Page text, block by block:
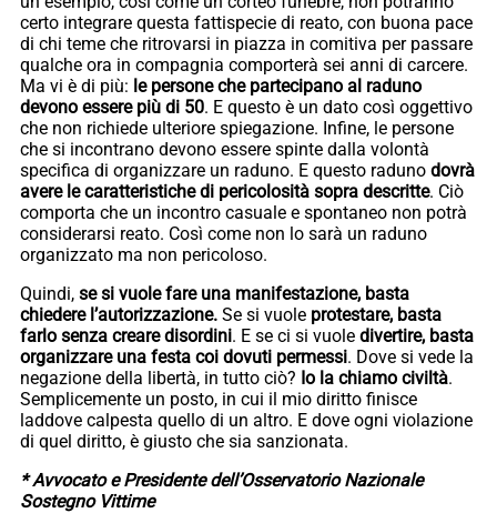
certo integrare questa fattispecie di reato, con buona pace
di chi teme che ritrovarsi in piazza in comitiva per passare
qualche ora in compagnia comporterà sei anni di carcere.
Ma vi è di più: le persone che partecipano al raduno
devono essere più di 50. E questo è un dato così oggettivo
che non richiede ulteriore spiegazione. Infine, le persone
che si incontrano devono essere spinte dalla volontà
specifica di organizzare un raduno. E questo raduno dovrà
avere le caratteristiche di pericolosità sopra descritte. Ciò
comporta che un incontro casuale e spontaneo non potrà
considerarsi reato. Così come non lo sarà un raduno
organizzato ma non pericoloso.
Quindi, se si vuole fare una manifestazione, basta
chiedere l’autorizzazione. Se si vuole protestare, basta
farlo senza creare disordini. E se ci si vuole divertire, basta
organizzare una festa coi dovuti permessi. Dove si vede la
negazione della libertà, in tutto ciò? Io la chiamo civiltà.
Semplicemente un posto, in cui il mio diritto finisce
laddove calpesta quello di un altro. E dove ogni violazione
di quel diritto, è giusto che sia sanzionata.
* Avvocato e Presidente dell’Osservatorio Nazionale
Sostegno Vittime